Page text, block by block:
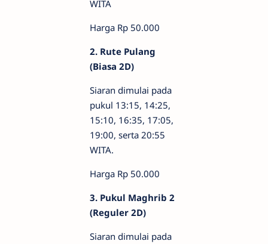
WITA
Harga Rp 50.000
2. Rute Pulang
(Biasa 2D)
Siaran dimulai pada
pukul 13:15, 14:25,
15:10, 16:35, 17:05,
19:00, serta 20:55
WITA.
Harga Rp 50.000
3. Pukul Maghrib 2
(Reguler 2D)
Siaran dimulai pada